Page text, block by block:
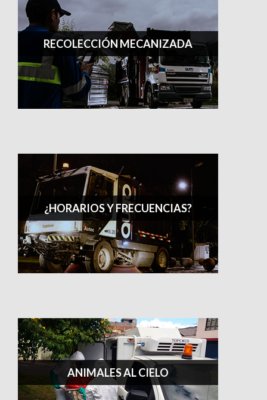
RECOLECCIÓN MECANIZADA
¿HORARIOS Y FRECUENCIAS?
ANIMALES AL CIELO